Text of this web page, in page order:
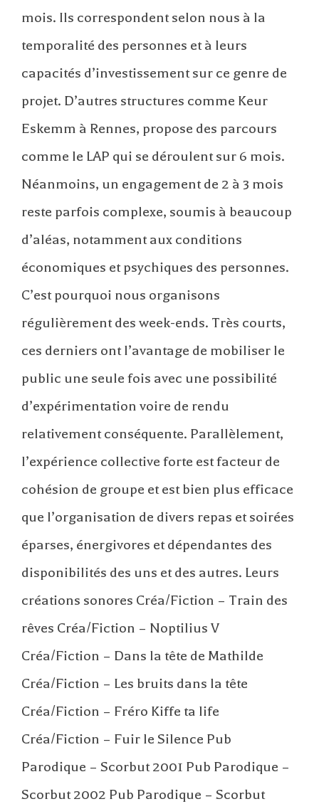
mois. Ils correspondent selon nous à la
temporalité des personnes et à leurs
capacités d’investissement sur ce genre de
projet. D’autres structures comme Keur
Eskemm à Rennes, propose des parcours
comme le LAP qui se déroulent sur 6 mois.
Néanmoins, un engagement de 2 à 3 mois
reste parfois complexe, soumis à beaucoup
d’aléas, notamment aux conditions
économiques et psychiques des personnes.
C’est pourquoi nous organisons
régulièrement des week-ends. Très courts,
ces derniers ont l’avantage de mobiliser le
public une seule fois avec une possibilité
d’expérimentation voire de rendu
relativement conséquente. Parallèlement,
l’expérience collective forte est facteur de
cohésion de groupe et est bien plus efficace
que l’organisation de divers repas et soirées
éparses, énergivores et dépendantes des
disponibilités des uns et des autres. Leurs
créations sonores Créa/Fiction – Train des
rêves Créa/Fiction – Noptilius V
Créa/Fiction – Dans la tête de Mathilde
Créa/Fiction – Les bruits dans la tête
Créa/Fiction – Fréro Kiffe ta life
Créa/Fiction – Fuir le Silence Pub
Parodique – Scorbut 2001 Pub Parodique –
Scorbut 2002 Pub Parodique – Scorbut